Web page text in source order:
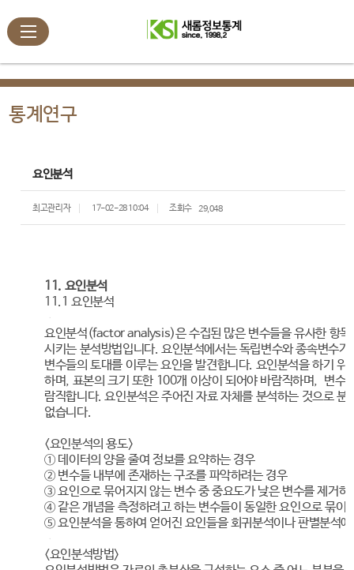
통계연구
요인분석
최고관리자 17-02-28 10:04 조회수 29,048
11. 요인분석
11.1 요인분석
요인분석(factor analysis)은 수집된 많은 변수들을 유사한 항
시키는 분석방법입니다. 요인분석에서는 독립변수와 종속변수
변수들의 토대를 이루는 요인을 발견합니다. 요인분석을 하기
하며, 표본의 크기 또한 100개 이상이 되어야 바람직하며, 변수
람직합니다. 요인분석은 주어진 자료 자체를 분석하는 것으로
없습니다.
<요인분석의 용도>
① 데이터의 양을 줄여 정보를 요약하는 경우
② 변수들 내부에 존재하는 구조를 파악하려는 경우
③ 요인으로 묶어지지 않는 변수 중 중요도가 낮은 변수를 제거하
④ 같은 개념을 측정하려고 하는 변수들이 동일한 요인으로 묶이
⑤ 요인분석을 통하여 얻어진 요인들을 회귀분석이나 판별분석
<요인분석방법>